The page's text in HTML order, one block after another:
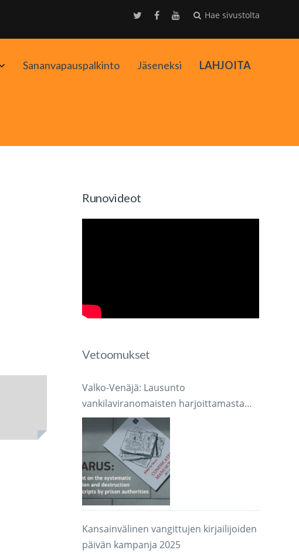
Hae sivustolta
AvaaSananvapauspalkinto Jäseneksi LAHJOITA
Runovideot
Vetoomukset
Valko-Venäjä: Lausunto
vankilaviranomaisten harjoittamasta
järjestelmällisestä käsikirjoitusten
takavarikoinnista ja tuhoamisesta
Kansainvälinen vangittujen kirjailijoiden
päivän kampanja 2025